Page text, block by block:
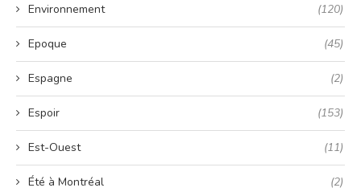
Environnement (120)
Epoque (45)
Espagne (2)
Espoir (153)
Est-Ouest (11)
Été à Montréal (2)